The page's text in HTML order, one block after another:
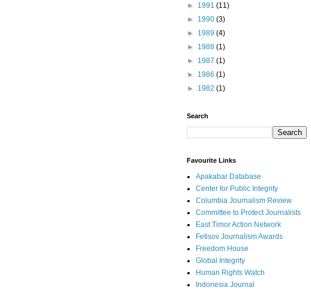
► 1991 (11)
► 1990 (3)
► 1989 (4)
► 1988 (1)
► 1987 (1)
► 1986 (1)
► 1982 (1)
Search
Favourite Links
Apakabar Database
Center for Public Integrity
Columbia Journalism Review
Committee to Protect Journalists
East Timor Action Network
Fetisov Journalism Awards
Freedom House
Global Integrity
Human Rights Watch
Indonesia Journal